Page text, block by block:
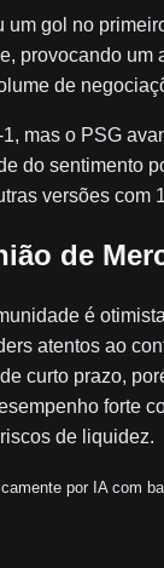
um gol no
provocando um
de
mas o PSG
do sentimento
versões
de
é
atentos ao
curto prazo,
forte
de liquidez.
por IA com